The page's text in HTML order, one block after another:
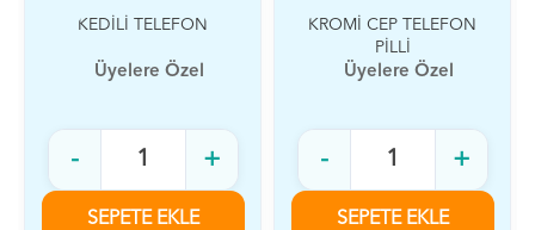
KROMİ CEP TELEFON
Üyelere Özel
+
SEPETE EKLE
STİCK CEP
TELEFONU PİLLİ
Üyelere Özel
+
SEPETE EKLE